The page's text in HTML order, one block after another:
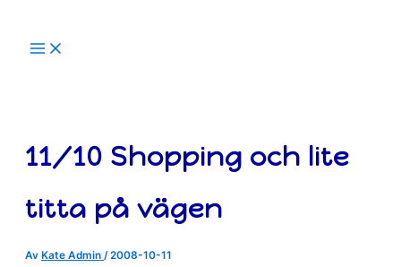
innehåll
11/10 Shopping och lite
titta på vägen
Av Kate Admin /2008-10-11